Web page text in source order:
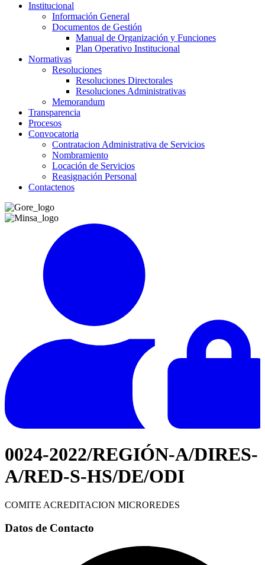
Institucional
Información General
Documentos de Gestión
Manual de Organización y Funciones
Plan Operativo Institucional
Normativas
Resoluciones
Resoluciones Directorales
Resoluciones Administrativas
Memorandum
Transparencia
Procesos
Convocatoria
Contratacion Administrativa de Servicios
Nombramiento
Locación de Servicios
Reasignación Personal
Contactenos
0024-2022/REGIÓN-A/DIRES-
A/RED-S-HS/DE/ODI
COMITE ACREDITACION MICROREDES
Datos de Contacto